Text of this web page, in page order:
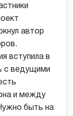
автор
вступила в
с ведущими
и между
быть на